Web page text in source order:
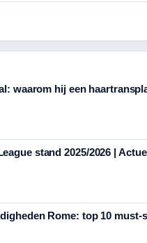
waarom hij een
stand 2025/2026 |
Rome: top 10 must-